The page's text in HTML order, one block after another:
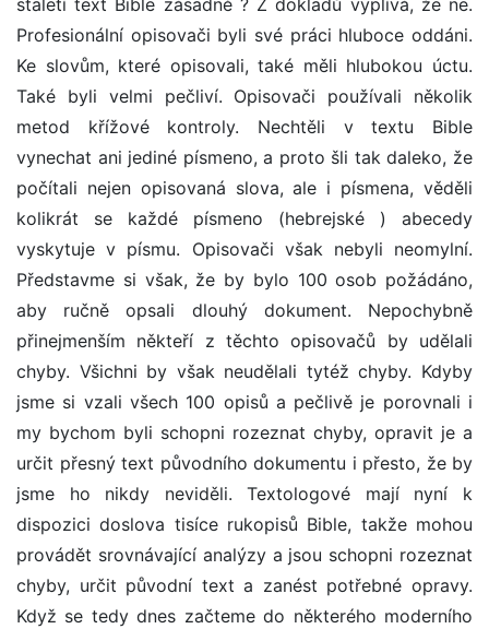
staletí text Bible zásadně ? Z dokladů vyplívá, že ne.
Profesionální opisovači byli své práci hluboce oddáni.
Ke slovům, které opisovali, také měli hlubokou úctu.
Také byli velmi pečliví. Opisovači používali několik
metod křížové kontroly. Nechtěli v textu Bible
vynechat ani jediné písmeno, a proto šli tak daleko, že
počítali nejen opisovaná slova, ale i písmena, věděli
kolikrát se každé písmeno (hebrejské ) abecedy
vyskytuje v písmu. Opisovači však nebyli neomylní.
Představme si však, že by bylo 100 osob požádáno,
aby ručně opsali dlouhý dokument. Nepochybně
přinejmenším někteří z těchto opisovačů by udělali
chyby. Všichni by však neudělali tytéž chyby. Kdyby
jsme si vzali všech 100 opisů a pečlivě je porovnali i
my bychom byli schopni rozeznat chyby, opravit je a
určit přesný text původního dokumentu i přesto, že by
jsme ho nikdy neviděli. Textologové mají nyní k
dispozici doslova tisíce rukopisů Bible, takže mohou
provádět srovnávající analýzy a jsou schopni rozeznat
chyby, určit původní text a zanést potřebné opravy.
Když se tedy dnes začteme do některého moderního